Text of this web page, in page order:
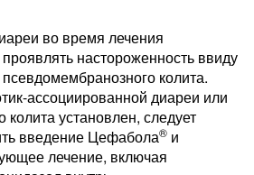
во время лечения
проявлять настороженность ввиду
колита.
ассоциированной диареи или
установлен, следует
введение Цефабола® и
лечение, включая